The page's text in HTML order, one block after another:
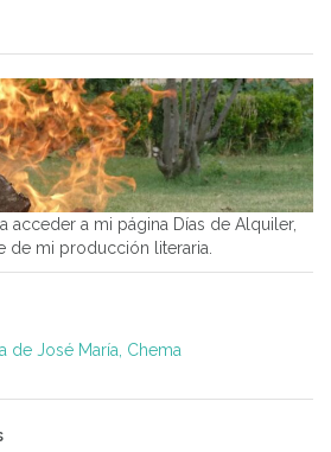
acceder a mi página Días de Alquiler,
mi producción literaria.
de José María, Chema